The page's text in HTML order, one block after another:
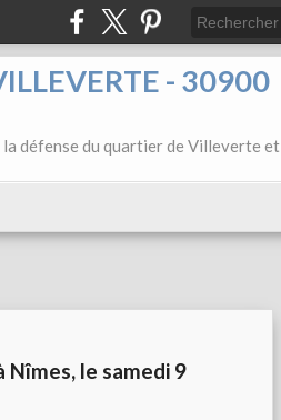
- 30900
défense du quartier de Villeverte et
Nîmes, le samedi 9